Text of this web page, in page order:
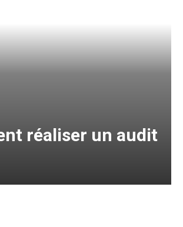
réaliser un audit